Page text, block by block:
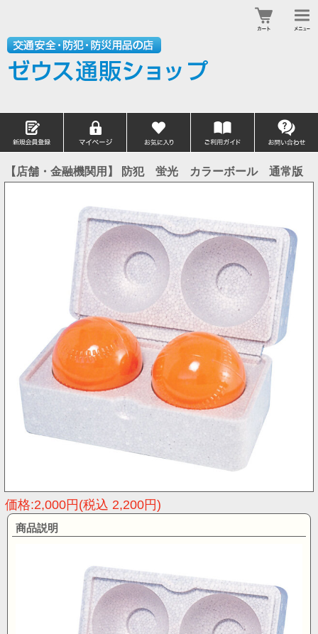
【店舗・金融機関用】 防犯 蛍光 カラーボール 通常版
価格:2,000円(税込 2,200円)
商品説明